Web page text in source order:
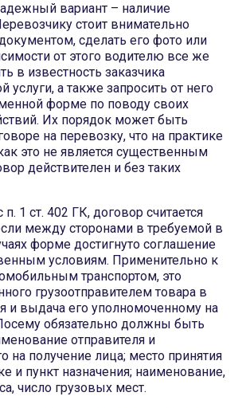
вариант – наличие
стоит внимательно
сделать его фото или
от этого водителю все же
в известность заказчика
услуги, а также запросить от него
форме по поводу своих
Их порядок может быть
на перевозку, что на практике
это не является существенным
действителен и без таких
п. 1 ст. 402 ГК, договор считается
между сторонами в требуемой в
форме достигнуто соглашение
условиям. Применительно к
транспортом, это
грузоотправителем товара в
и выдача его уполномоченному на
обязательно должны быть
отправителя и
на получение лица; место принятия
и пункт назначения; наименование,
число грузовых мест.